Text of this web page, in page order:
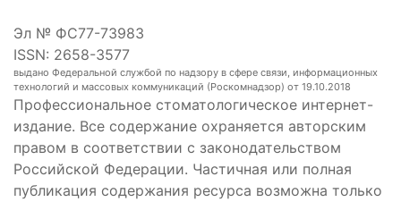
Эл № ФС77-73983
ISSN: 2658-3577
выдано Федеральной службой по надзору в сфере связи, информационных
технологий и массовых коммуникаций (Роскомнадзор) от 19.10.2018
Профессиональное стоматологическое интернет-
издание. Все содержание охраняется авторским
правом в соответствии с законодательством
Российской Федерации. Частичная или полная
публикация содержания ресурса возможна только